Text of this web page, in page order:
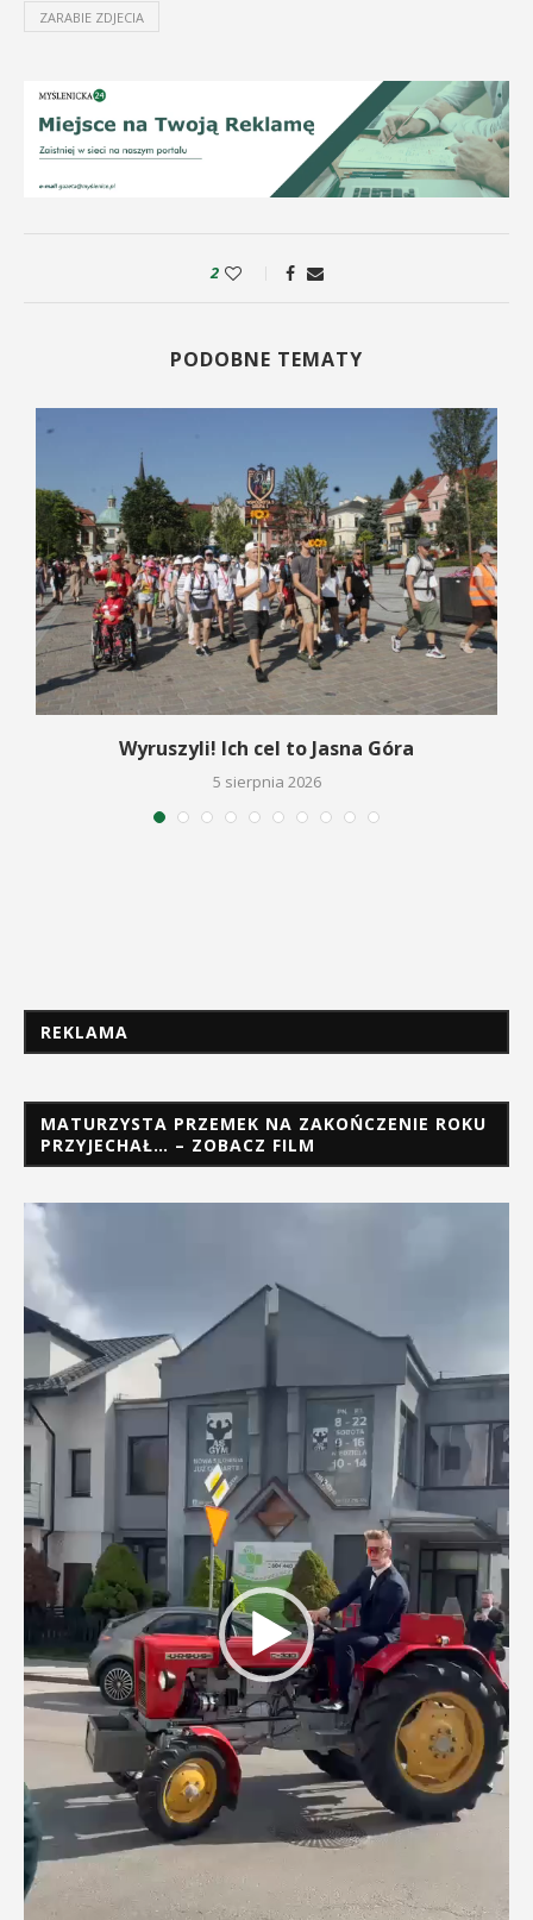
ZARABIE ZDJECIA
2
PODOBNE TEMATY
Wyruszyli! Ich cel to Jasna Góra
5 sierpnia 2026
REKLAMA
MATURZYSTA PRZEMEK NA ZAKOŃCZENIE ROKU
PRZYJECHAŁ… – ZOBACZ FILM
Odtwarzacz